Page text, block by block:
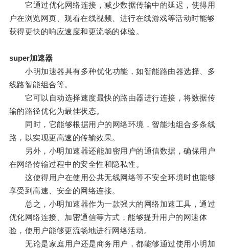
它通过优化网络连接，减少数据传输中的延迟，使得用
户在浏览网页、观看在线视频、进行在线游戏等活动时能够
获得更快的响应速度和更流畅的体验。
super加速器
小明加速器具有多种优化功能，如智能路由器选择、多
线路智能组合等。
它可以自动选择速度最快的路由器进行连接，将数据传
输的路径优化为最佳状态。
同时，它能够根据用户的网络环境，智能地组合多条线
路，以实现更高速的传输效果。
另外，小明加速器还能加密用户的通信数据，确保用户
在网络传输过程中的安全性和隐私性。
这使得用户在使用公共无线网络等不安全环境时也能够
享受到高速、安全的网络连接。
总之，小明加速器作为一款强大的网络加速工具，通过
优化网络连接、加密通信等方式，能够提升用户的网速体
验，使用户能够更流畅地进行网络活动。
无论是家庭用户还是商务用户，都能够通过使用小明加